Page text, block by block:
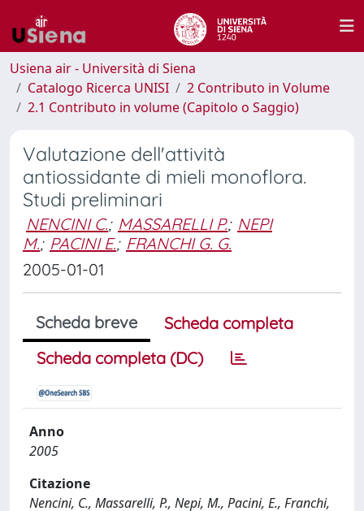
Usiena air - Università di Siena
Catalogo Ricerca UNISI
2 Contributo in Volume
2.1 Contributo in volume (Capitolo o Saggio)
Valutazione dell'attività
antiossidante di mieli monoflora.
Studi preliminari
NENCINI C.; MASSARELLI P.; NEPI
M.; PACINI E.; FRANCHI G. G.
2005-01-01
Scheda breve
Scheda completa
Scheda completa (DC)
Anno
2005
Citazione
Nencini, C., Massarelli, P., Nepi, M., Pacini, E., Franchi,